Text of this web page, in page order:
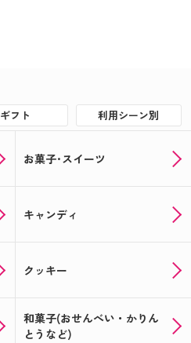
ギフト 利用シーン別
お菓子･スイーツ
キャンディ
クッキー
和菓子(おせんべい・かりん
とうなど)